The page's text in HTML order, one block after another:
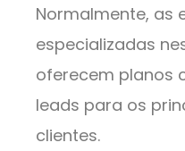
Normalmente, as
especializadas
oferecem planos
leads para os
clientes.